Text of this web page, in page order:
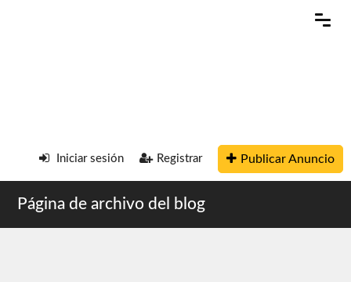
Iniciar sesión Registrar Publicar Anuncio
Página de archivo del blog